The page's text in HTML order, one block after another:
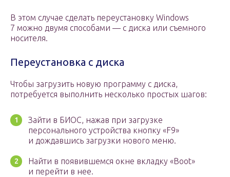
В этом случае сделать переустановку Windows
7 можно двумя способами — с диска или съемного
носителя.
Переустановка с диска
Чтобы загрузить новую программу с диска,
потребуется выполнить несколько простых шагов:
Зайти в БИОС, нажав при загрузке
персонального устройства кнопку «F9»
и дождавшись загрузки нового меню.
Найти в появившемся окне вкладку «Boot»
и перейти в нее.